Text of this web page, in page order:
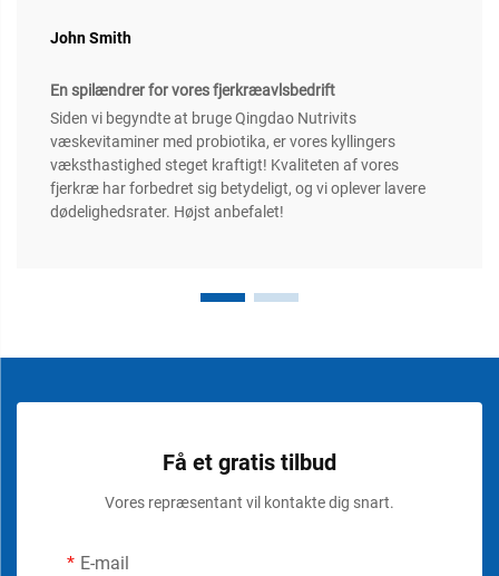
John Smith
En spilændrer for vores fjerkræavlsbedrift
Siden vi begyndte at bruge Qingdao Nutrivits
væskevitaminer med probiotika, er vores kyllingers
væksthastighed steget kraftigt! Kvaliteten af vores
fjerkræ har forbedret sig betydeligt, og vi oplever lavere
dødelighedsrater. Højst anbefalet!
Få et gratis tilbud
Vores repræsentant vil kontakte dig snart.
E-mail